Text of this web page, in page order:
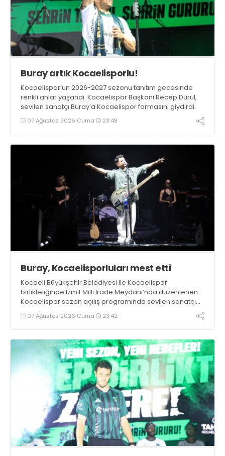
Buray artık Kocaelisporlu!
Kocaelispor’un 2026-2027 sezonu tanıtım gecesinde
renkli anlar yaşandı. Kocaelispor Başkanı Recep Durul,
sevilen sanatçı Buray’a Kocaelispor formasını giydirdi.
07 Ağustos 2026 Cuma 23:48
Buray, Kocaelisporluları mest etti
Kocaeli Büyükşehir Belediyesi ile Kocaelispor
birlikteliğinde İzmit Milli İrade Meydanı’nda düzenlenen
Kocaelispor sezon açılış programında sevilen sanatçı
Buray, verdiği konserle meydanı inletti.
07 Ağustos 2026 Cuma 23:42